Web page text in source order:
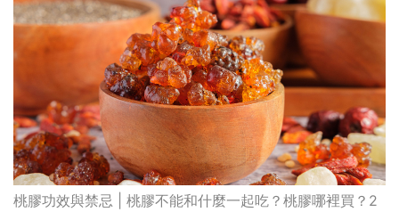
桃膠功效與禁忌 | 桃膠不能和什麼一起吃？桃膠哪裡買？2